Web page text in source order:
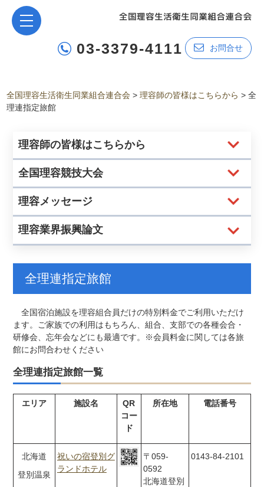
03-3379-4111 お問合せ
全国理容生活衛生同業組合連合会 >理容師の皆様はこちらから >全
理連指定旅館
理容師の皆様はこちらから
全国理容競技大会
理容メッセージ
理容業界振興論文
全理連指定旅館
全国宿泊施設を理容組合員だけの特別料金でご利用いただけ
ます。ご家族での利用はもちろん、組合、支部での各種会合・
研修会、忘年会などにも最適です。※会員料金に関しては各旅
館にお問合わせください
全理連指定旅館一覧
エリア 施設名
QR
コー
ド
所在地 電話番号
北海道
登別温泉
祝いの宿登別グ
ランドホテル
〒059-
0592
北海道登別
0143-84-2101